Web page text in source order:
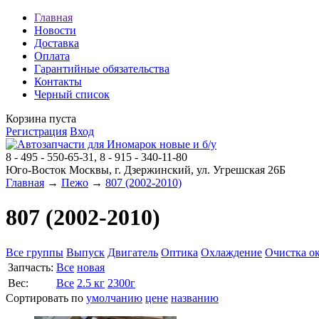
Главная
Новости
Доставка
Оплата
Гарантийные обязательства
Контакты
Черный список
Корзина пуста
Регистрация Вход
8 - 495 - 550-65-31, 8 - 915 - 340-11-80
Юго-Восток Москвы, г. Дзержинский, ул. Угрешская 26Б
Главная → Пежо → 807 (2002-2010)
807 (2002-2010)
Все группы Выпуск Двигатель Оптика Охлаждение Очистка
Запчасть: Все новая
Вес:
Все 2.5 кг 2300г
Сортировать по умолчанию цене названию